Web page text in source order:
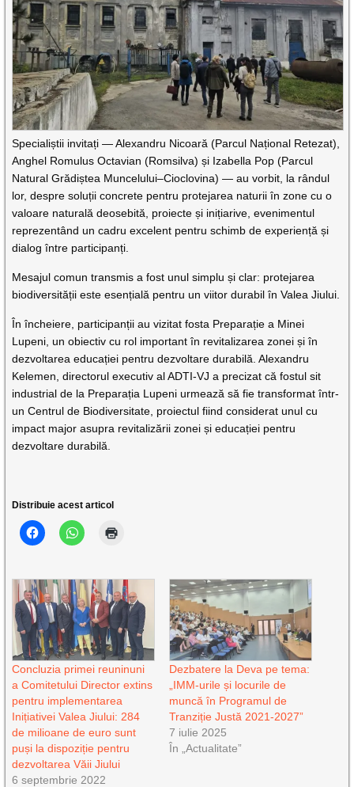
Specialiștii invitați — Alexandru Nicoară (Parcul Național Retezat),
Anghel Romulus Octavian (Romsilva) și Izabella Pop (Parcul
Natural Grădiștea Muncelului–Cioclovina) — au vorbit, la rândul
lor, despre soluții concrete pentru protejarea naturii în zone cu o
valoare naturală deosebită, proiecte și inițiarive, evenimentul
reprezentând un cadru excelent pentru schimb de experiență și
dialog între participanți.
Mesajul comun transmis a fost unul simplu și clar: protejarea
biodiversității este esențială pentru un viitor durabil în Valea Jiului.
În încheiere, participanții au vizitat fosta Preparație a Minei
Lupeni, un obiectiv cu rol important în revitalizarea zonei și în
dezvoltarea educației pentru dezvoltare durabilă. Alexandru
Kelemen, directorul executiv al ADTI-VJ a precizat că fostul sit
industrial de la Preparația Lupeni urmează să fie transformat într-
un Centrul de Biodiversitate, proiectul fiind considerat unul cu
impact major asupra revitalizării zonei și educației pentru
dezvoltare durabilă.
Distribuie acest articol
Concluzia primei reuninuni
a Comitetului Director extins
pentru implementarea
Inițiativei Valea Jiului: 284
de milioane de euro sunt
puși la dispoziție pentru
dezvoltarea Văii Jiului
6 septembrie 2022
Dezbatere la Deva pe tema:
„IMM-urile și locurile de
muncă în Programul de
Tranziție Justă 2021-2027”
7 iulie 2025
În „Actualitate”